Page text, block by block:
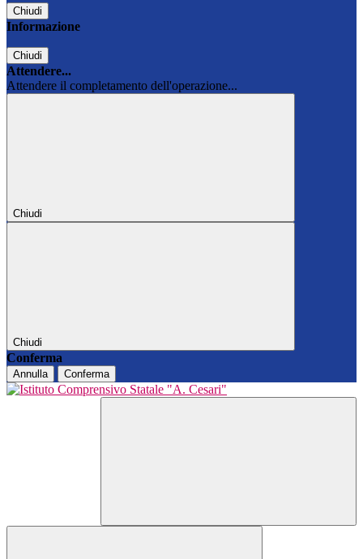
Chiudi
Informazione
Chiudi
Attendere...
Attendere il completamento dell'operazione...
Chiudi
Chiudi
Conferma
Annulla Conferma